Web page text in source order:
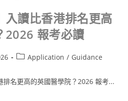
入讀比香港排名更高
2026 報考必讀
Application / Guidance
排名更高的英國醫學院？2026 報考...